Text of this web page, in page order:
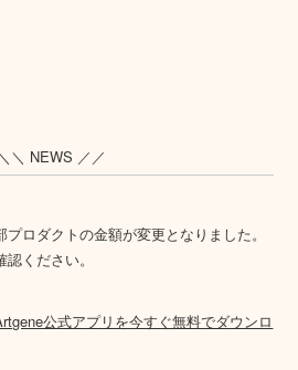
＼ NEWS ／／
ロダクトの金額が変更となりました。
認ください。
公式アプリを今すぐ無料でダウンロ